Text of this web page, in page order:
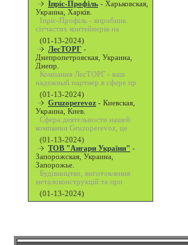
Іпріс-Профіль - Харьковская,
Украина, Харків.
Іпріс-Профіль - виробник
сітчастих контейнерів на
(01-13-2024)
ЛесТОРГ -
Днепропетровская, Украина,
Днепр.
Компания ЛесТОРГ - ваш
надежный партнер в сфере пр
(01-13-2024)
Gruzoperevoz - Киевская,
Украина, Киев.
Сфера деятельности нашей
компании Gruzoperevoz, це
(01-13-2024)
ТОВ "Ангари України" -
Запорожская, Украина,
Запорожье.
Будівництво, виготовлення
металоконструкцій та про
(01-13-2024)